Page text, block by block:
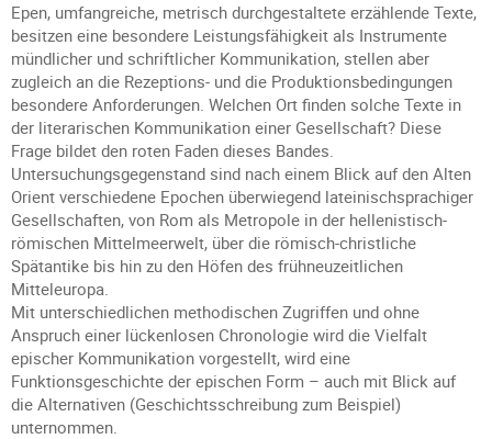
Epen, umfangreiche, metrisch durchgestaltete erzählende Texte,
besitzen eine besondere Leistungsfähigkeit als Instrumente
mündlicher und schriftlicher Kommunikation, stellen aber
zugleich an die Rezeptions- und die Produktionsbedingungen
besondere Anforderungen. Welchen Ort finden solche Texte in
der literarischen Kommunikation einer Gesellschaft? Diese
Frage bildet den roten Faden dieses Bandes.
Untersuchungsgegenstand sind nach einem Blick auf den Alten
Orient verschiedene Epochen überwiegend lateinischsprachiger
Gesellschaften, von Rom als Metropole in der hellenistisch-
römischen Mittelmeerwelt, über die römisch-christliche
Spätantike bis hin zu den Höfen des frühneuzeitlichen
Mitteleuropa.
Mit unterschiedlichen methodischen Zugriffen und ohne
Anspruch einer lückenlosen Chronologie wird die Vielfalt
epischer Kommunikation vorgestellt, wird eine
Funktionsgeschichte der epischen Form – auch mit Blick auf
die Alternativen (Geschichtsschreibung zum Beispiel)
unternommen.